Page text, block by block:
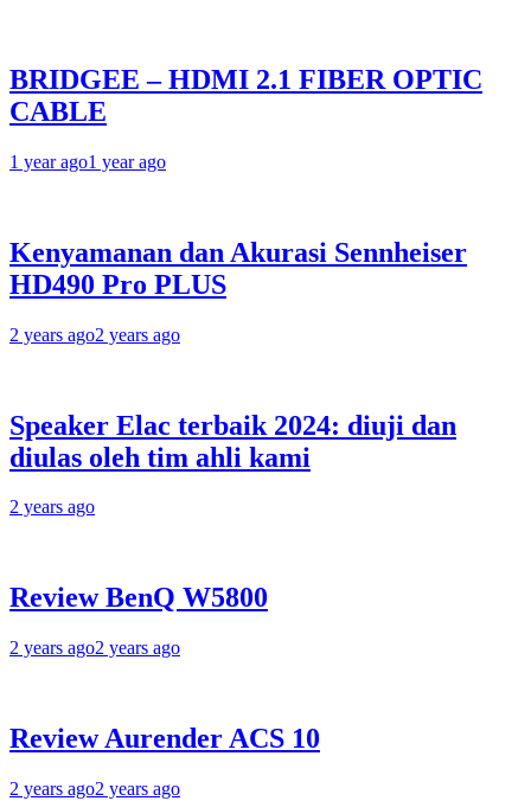
BRIDGEE – HDMI 2.1 FIBER OPTIC
CABLE
1 year ago1 year ago
Kenyamanan dan Akurasi Sennheiser
HD490 Pro PLUS
2 years ago2 years ago
Speaker Elac terbaik 2024: diuji dan
diulas oleh tim ahli kami
2 years ago
Review BenQ W5800
2 years ago2 years ago
Review Aurender ACS 10
2 years ago2 years ago